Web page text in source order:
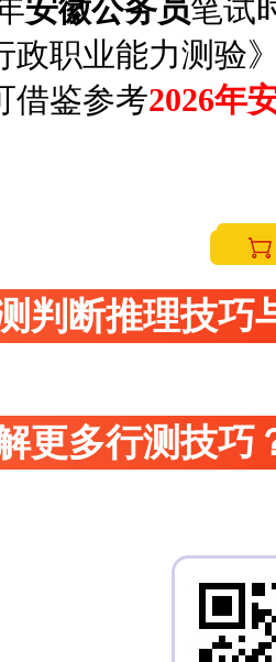
安徽公务员笔试
政职业能力测验
借鉴参考2026年
判断推理技巧
更多行测技巧